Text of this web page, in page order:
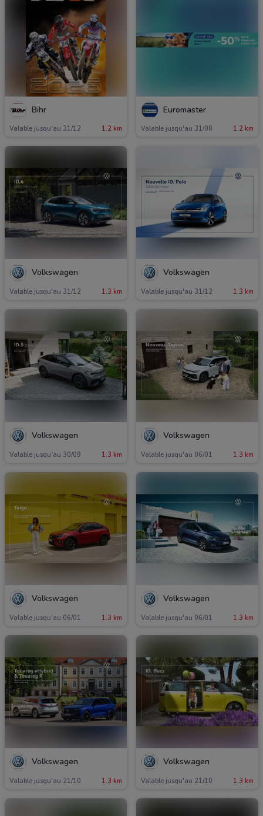
Bihr
Valable jusqu'au 31/12 1.2 km
Euromaster
Valable jusqu'au 31/08 1.2 km
Volkswagen
Valable jusqu'au 31/12 1.3 km
Volkswagen
Valable jusqu'au 31/12 1.3 km
Volkswagen
Valable jusqu'au 30/09 1.3 km
Volkswagen
Valable jusqu'au 06/01 1.3 km
Volkswagen
Valable jusqu'au 06/01 1.3 km
Volkswagen
Valable jusqu'au 06/01 1.3 km
Volkswagen
Valable jusqu'au 21/10 1.3 km
Volkswagen
Valable jusqu'au 21/10 1.3 km